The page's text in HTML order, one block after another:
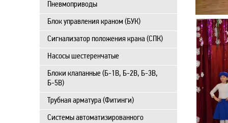
Пневмоприводы
Блок управления краном (БУК)
Сигнализатор положения крана (СПК)
Насосы шестеренчатые
Блоки клапанные (Б-1В, Б-2В, Б-3В,
Б-5В)
Трубная арматура (Фитинги)
Системы автоматизированного